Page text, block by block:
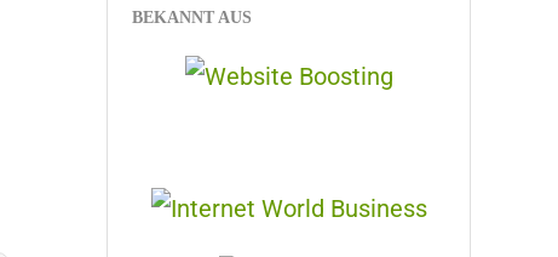
BEKANNT AUS